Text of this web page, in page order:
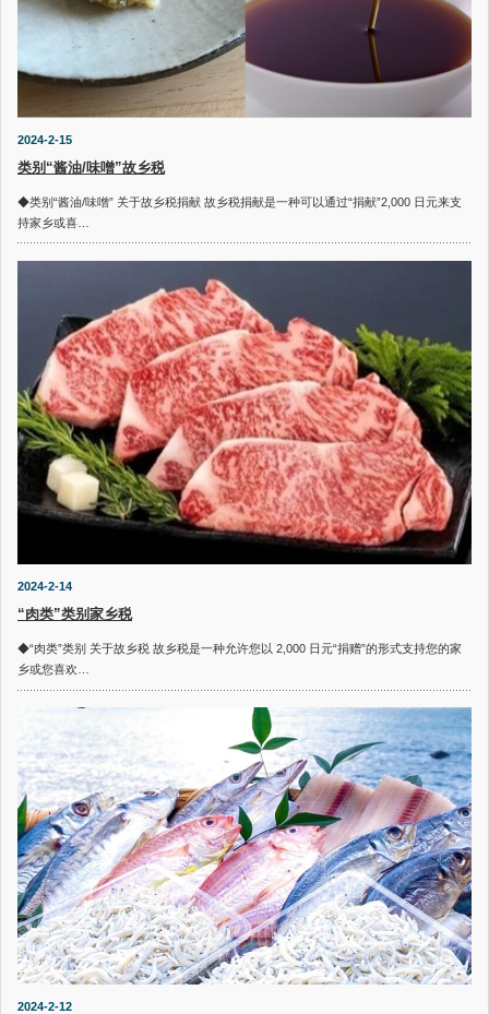
2024-2-15
类别“酱油/味噌”故乡税
◆类别“酱油/味噌” 关于故乡税捐献 故乡税捐献是一种可以通过“捐献”2,000 日元来支
持家乡或喜…
2024-2-14
“肉类”类别家乡税
◆“肉类”类别 关于故乡税 故乡税是一种允许您以 2,000 日元“捐赠”的形式支持您的家
乡或您喜欢…
2024-2-12